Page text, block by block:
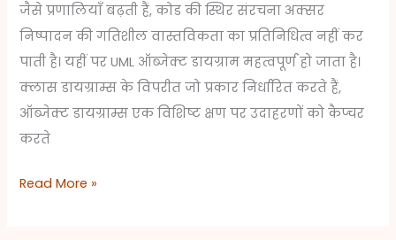
जैसे प्रणालियाँ बढ़ती हैं, कोड की स्थिर संरचना अक्सर
निष्पादन की गतिशील वास्तविकता का प्रतिनिधित्व नहीं कर
पाती है। यहीं पर UML ऑब्जेक्ट डायग्राम महत्वपूर्ण हो जाता है।
क्लास डायग्राम्स के विपरीत जो प्रकार निर्धारित करते हैं,
ऑब्जेक्ट डायग्राम्स एक विशिष्ट क्षण पर उदाहरणों को कैप्चर
करते
Read More »